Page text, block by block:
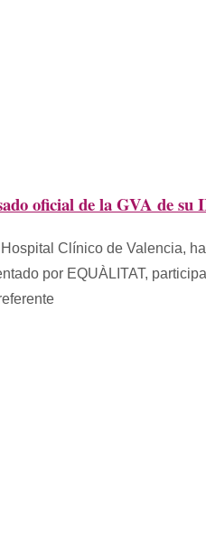
oficial de la GVA de su
Clínico de Valencia,
por EQUÀLITAT,